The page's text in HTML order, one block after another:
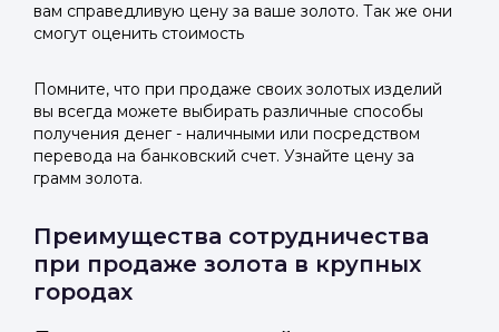
вам справедливую цену за ваше золото. Так же они
смогут оценить стоимость
Помните, что при продаже своих золотых изделий
вы всегда можете выбирать различные способы
получения денег - наличными или посредством
перевода на банковский счет. Узнайте цену за
грамм золота.
Преимущества сотрудничества
при продаже золота в крупных
городах